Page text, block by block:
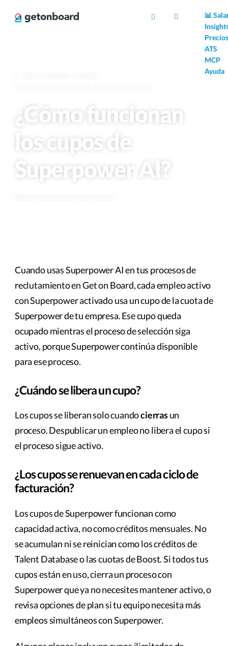
📊
Precios
ATS
MCP
Ayuda
¿Cómo funcionan
los cupos de
Superpower AI?
Cuando usas Superpower AI en tus procesos de
reclutamiento en Get on Board, cada empleo activo
con Superpower activado usa un cupo de la cuota de
Superpower de tu empresa. Ese cupo queda
ocupado mientras el proceso de selección siga
activo, porque Superpower continúa disponible
para ese proceso.
¿Cuándo se libera un cupo?
Los cupos se liberan solo cuandocierrasun
proceso. Despublicar un empleo no libera el cupo si
el proceso sigue activo.
¿Los cupos se renuevan en cada ciclo de
facturación?
Los cupos de Superpower funcionan como
capacidad activa, no como créditos mensuales. No
se acumulan ni se reinician como los créditos de
Talent Database o las cuotas de Boost. Si todos tus
cupos están en uso, cierra un proceso con
Superpower que ya no necesites mantener activo, o
revisa opciones de plan si tu equipo necesita más
empleos simultáneos con Superpower.